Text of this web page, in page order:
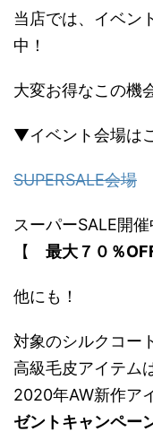
当店では、イベン
中！
大変お得なこの機
▼イベント会場は
SUPERSALE会場
スーパーSALE開催
【 最大７０％
他にも！
対象のシルクコー
高級毛皮アイテム
2020年AW新作ア
ゼントキャンペー